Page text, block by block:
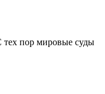
тех пор мировые суды